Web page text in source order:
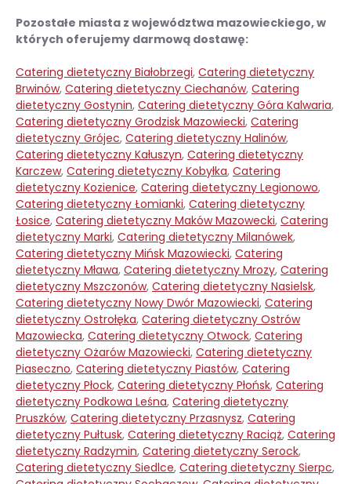
Pozostałe miasta z województwa mazowieckiego, w
których oferujemy darmową dostawę:
Catering dietetyczny Białobrzegi, Catering dietetyczny
Brwinów, Catering dietetyczny Ciechanów, Catering
dietetyczny Gostynin, Catering dietetyczny Góra Kalwaria,
Catering dietetyczny Grodzisk Mazowiecki, Catering
dietetyczny Grójec, Catering dietetyczny Halinów,
Catering dietetyczny Kałuszyn, Catering dietetyczny
Karczew, Catering dietetyczny Kobyłka, Catering
dietetyczny Kozienice, Catering dietetyczny Legionowo,
Catering dietetyczny Łomianki, Catering dietetyczny
Łosice, Catering dietetyczny Maków Mazowecki, Catering
dietetyczny Marki, Catering dietetyczny Milanówek,
Catering dietetyczny Mińsk Mazowiecki, Catering
dietetyczny Mława, Catering dietetyczny Mrozy, Catering
dietetyczny Mszczonów, Catering dietetyczny Nasielsk,
Catering dietetyczny Nowy Dwór Mazowiecki, Catering
dietetyczny Ostrołęka, Catering dietetyczny Ostrów
Mazowiecka, Catering dietetyczny Otwock, Catering
dietetyczny Ożarów Mazowiecki, Catering dietetyczny
Piaseczno, Catering dietetyczny Piastów, Catering
dietetyczny Płock, Catering dietetyczny Płońsk, Catering
dietetyczny Podkowa Leśna, Catering dietetyczny
Pruszków, Catering dietetyczny Przasnysz, Catering
dietetyczny Pułtusk, Catering dietetyczny Raciąż, Catering
dietetyczny Radzymin, Catering dietetyczny Serock,
Catering dietetyczny Siedlce, Catering dietetyczny Sierpc,